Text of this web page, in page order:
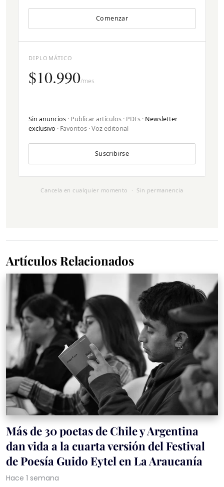
Comenzar
DIPLOMÁTICO
$10.990/mes
Sin anuncios · Publicar artículos · PDFs · Newsletter
exclusivo · Favoritos · Voz editorial
Suscribirse
Cancela en cualquier momento · Sin permanencia
Artículos Relacionados
Más de 30 poetas de Chile y Argentina
dan vida a la cuarta versión del Festival
de Poesía Guido Eytel en La Araucanía
Hace 1 semana